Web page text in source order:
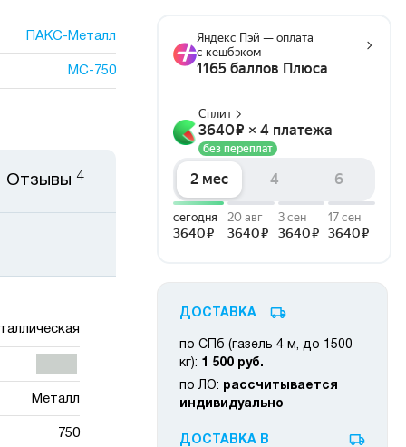
ПАКС-Металл
МС-750
Металл
750
Отзывы 4
ДОСТАВКА
по СПб (газель 4 м, до 1500
кг): 1 500 руб.
по ЛО: рассчитывается
индивидуально
ДОСТАВКА В